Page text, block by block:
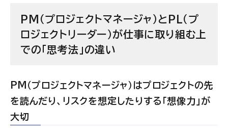
PM（プロジェクトマネージャ）とPL（プ
ロジェクトリーダー）が仕事に取り組む上
での「思考法」の違い
PM（プロジェクトマネージャ）はプロジェクトの先
を読んだり、リスクを想定したりする「想像力」が
大切